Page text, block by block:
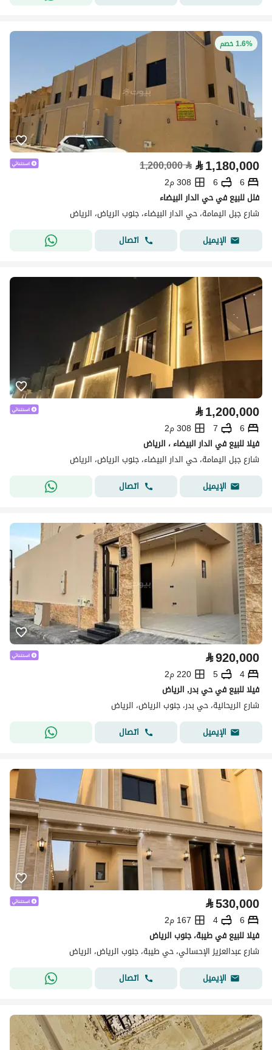
1.6% خصم
⃁1,180,000
⃁
1,200,000
6
6
308 م2
فلل للبيع في حي الدار البيضاء
شارع جبل اليمامة، حي الدار البيضاء، جنوب الرياض، الرياض
الإيميل
اتصال
⃁1,200,000
6
7
308 م2
فيلا للبيع في الدار البيضاء ، الرياض
شارع جبل اليمامة، حي الدار البيضاء، جنوب الرياض، الرياض
الإيميل
اتصال
⃁920,000
4
5
220 م2
فيلا للبيع في حي بدر, الرياض
شارع الريحانية، حي بدر، جنوب الرياض، الرياض
الإيميل
اتصال
⃁530,000
6
4
167 م2
فيلا للبيع في طيبة، جنوب الرياض
شارع عبدالعزيز الإحسائي، حي طيبة، جنوب الرياض، الرياض
الإيميل
اتصال